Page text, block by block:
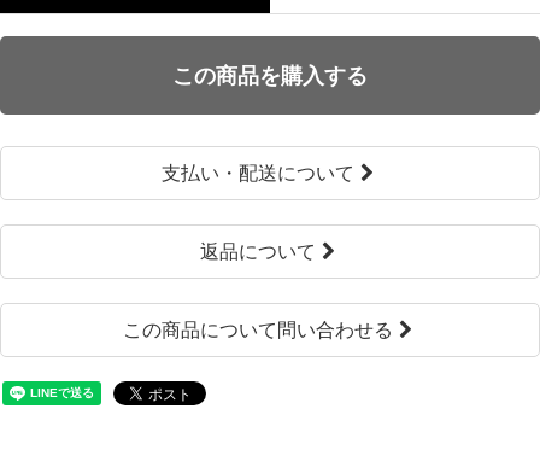
この商品を購入する
支払い・配送について
返品について
この商品について問い合わせる